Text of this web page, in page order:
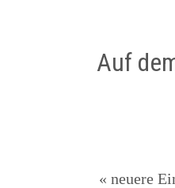
Auf
« neuere